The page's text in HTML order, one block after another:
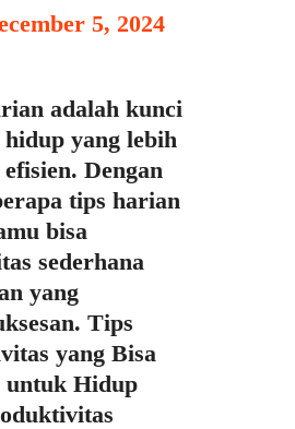
5, 2024
adalah kunci
yang lebih
Dengan
tips harian
bisa
sederhana
yang
Tips
yang Bisa
untuk Hidup